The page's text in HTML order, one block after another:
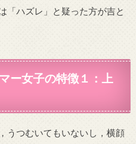
「ハズレ」と疑った方が吉と
ー女子の特徴１：上
うつむいてもいないし，横顔